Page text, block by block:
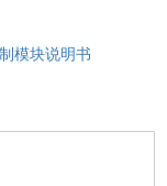
模块说明书